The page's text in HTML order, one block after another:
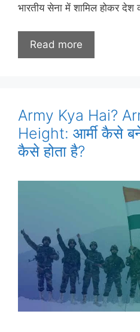
भारतीय सेना में शामिल होकर देश
Read more
Army Kya Hai?
Height: आर्मी कैसे
कैसे होता है?